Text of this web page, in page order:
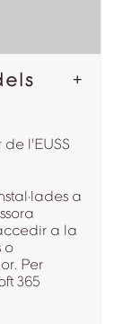
l'EUSS
a
a la
o
Per
365